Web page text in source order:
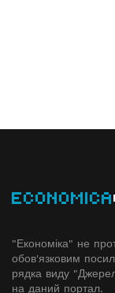
ECONOMICA
"Економіка" не
обов'язковим
рядка виду
на даний портал.